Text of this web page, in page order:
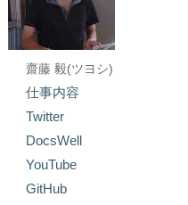
齋藤 毅(ツヨシ)
仕事内容
Twitter
DocsWell
YouTube
GitHub